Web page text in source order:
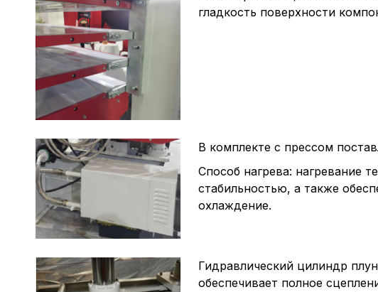
гладкость поверхности
В комплекте с прессом
Способ нагрева: нагревание
стабильностью, а также
охлаждение.
Гидравлический цилиндр
обеспечивает полное